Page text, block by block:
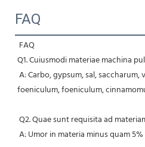
FAQ
FAQ
Q1. Cuiusmodi materiae machina
foeniculum, foeniculum,
Q2. Quae sunt requisita ad
A: Umor in materia minus quam